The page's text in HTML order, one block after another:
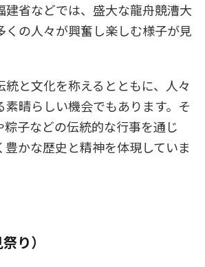
建省などでは、盛大な龍舟競漕大
くの人々が興奮し楽しむ様子が見
と文化を称えるとともに、人々
素晴らしい機会でもあります。そ
粽子などの伝統的な行事を通じ
豊かな歴史と精神を体現していま
り）